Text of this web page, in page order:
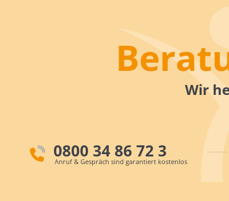
Wir
0800 34 86 72 3
Anruf & Gespräch sind garantiert kostenlos